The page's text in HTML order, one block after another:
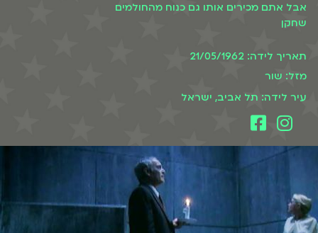
אבל אתם מכירים אותו גם כנוח מהחולמים
שחקן
תאריך לידה: 21/05/1962
מזל: שור
עיר לידה: תל אביב, ישראל